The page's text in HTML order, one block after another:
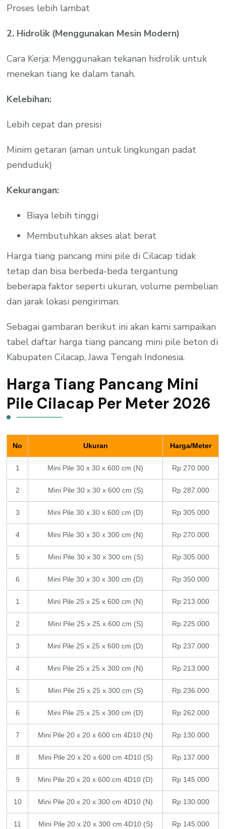
Proses lebih lambat
2. Hidrolik (Menggunakan Mesin Modern)
Cara Kerja: Menggunakan tekanan hidrolik untuk
menekan tiang ke dalam tanah.
Kelebihan:
Lebih cepat dan presisi
Minim getaran (aman untuk lingkungan padat
penduduk)
Kekurangan:
Biaya lebih tinggi
Membutuhkan akses alat berat
Harga tiang pancang mini pile di Cilacap tidak
tetap dan bisa berbeda-beda tergantung
beberapa faktor seperti ukuran, volume pembelian
dan jarak lokasi pengiriman.
Sebagai gambaran berikut ini akan kami sampaikan
tabel daftar harga tiang pancang mini pile beton di
Kabupaten Cilacap, Jawa Tengah Indonesia.
Harga Tiang Pancang Mini
Pile Cilacap Per Meter 2026
No Ukuran Harga/Meter
1 Mini Pile 30 x 30 x 600 cm (N) Rp 270.000
2 Mini Pile 30 x 30 x 600 cm (S) Rp 287.000
3 Mini Pile 30 x 30 x 600 cm (D) Rp 305.000
4 Mini Pile 30 x 30 x 300 cm (N) Rp 270.000
5 Mini Pile 30 x 30 x 300 cm (S) Rp 305.000
6 Mini Pile 30 x 30 x 300 cm (D) Rp 350.000
1 Mini Pile 25 x 25 x 600 cm (N) Rp 213.000
2 Mini Pile 25 x 25 x 600 cm (S) Rp 225.000
3 Mini Pile 25 x 25 x 600 cm (D) Rp 237.000
4 Mini Pile 25 x 25 x 300 cm (N) Rp 213.000
5 Mini Pile 25 x 25 x 300 cm (S) Rp 236.000
6 Mini Pile 25 x 25 x 300 cm (D) Rp 262.000
7 Mini Pile 20 x 20 x 600 cm 4D10 (N) Rp 130.000
8 Mini Pile 20 x 20 x 600 cm 4D10 (S) Rp 137.000
9 Mini Pile 20 x 20 x 600 cm 4D10 (D) Rp 145.000
10 Mini Pile 20 x 20 x 300 cm 4D10 (N) Rp 130.000
11 Mini Pile 20 x 20 x 300 cm 4D10 (S) Rp 145.000